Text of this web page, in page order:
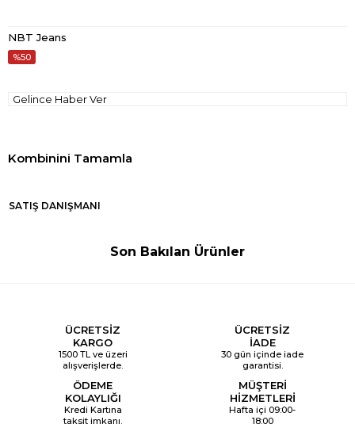
NBT Jeans
50
Gelince Haber Ver
SATIŞ DANIŞMANI
Son Bakılan Ürünler
ÜCRETSİZ
KARGO
1500 TL ve üzeri
alışverişlerde.
ÜCRETSİZ
İADE
30 gün içinde iade
garantisi.
ÖDEME
KOLAYLIĞI
Kredi Kartına
taksit imkanı.
MÜŞTERİ
HİZMETLERİ
Hafta içi 09:00-
18:00